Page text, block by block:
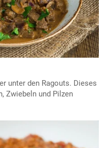
unter den Ragouts. Dieses
Zwiebeln und Pilzen